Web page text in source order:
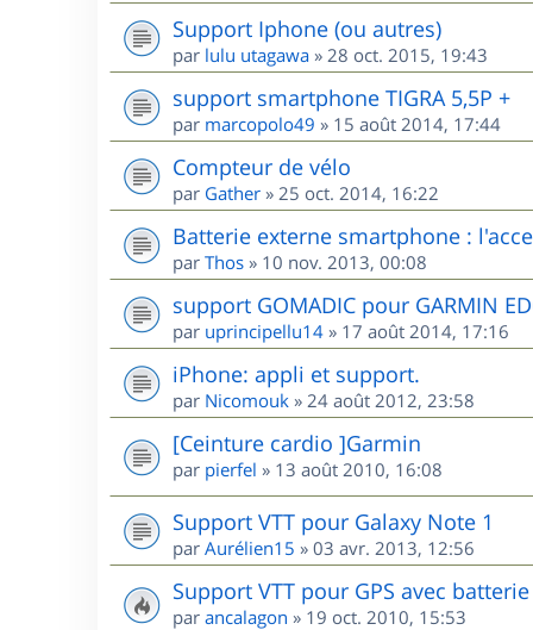
Support Iphone (ou autres)
par lulu utagawa » 28 oct. 2015, 19:43
support smartphone TIGRA 5,5P +
par marcopolo49 » 15 août 2014, 17:44
Compteur de vélo
par Gather » 25 oct. 2014, 16:22
Batterie externe smartphone :
par Thos » 10 nov. 2013, 00:08
support GOMADIC pour GARMIN
par uprincipellu14 » 17 août 2014, 17:16
iPhone: appli et support.
par Nicomouk » 24 août 2012, 23:58
[Ceinture cardio ]Garmin
par pierfel » 13 août 2010, 16:08
Support VTT pour Galaxy Note 1
par Aurélien15 » 03 avr. 2013, 12:56
Support VTT pour GPS avec batterie
par ancalagon » 19 oct. 2010, 15:53